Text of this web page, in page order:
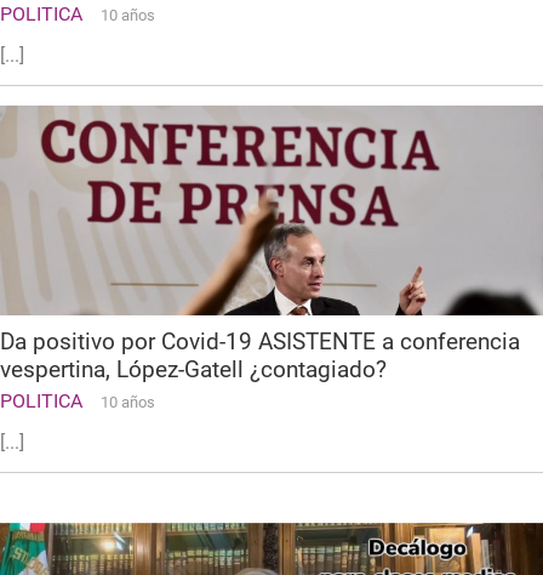
POLITICA 10 años
[...]
Da positivo por Covid-19 ASISTENTE a conferencia
vespertina, López-Gatell ¿contagiado?
POLITICA 10 años
[...]